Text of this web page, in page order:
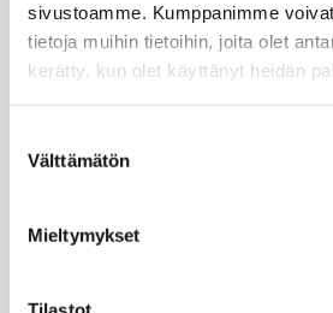
sivustoamme. Kumppanimme
tietoja muihin tietoihin, joita olet
kerätty, kun olet käyttänyt heidän
valinta
Välttämätön
Mieltymykset
TYÖELÄMÄOPAS
Työnhaku
KirVESTES 2025-2028, KJTES sekä
Palkkaus